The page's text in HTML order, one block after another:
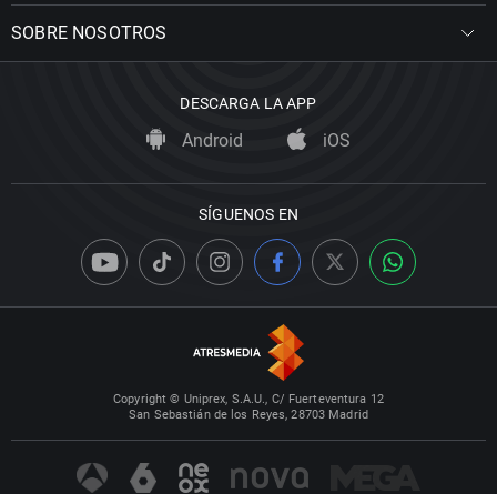
SOBRE NOSOTROS
DESCARGA LA APP
Android iOS
SÍGUENOS EN
Copyright © Uniprex, S.A.U., C/ Fuerteventura 12
San Sebastián de los Reyes, 28703 Madrid